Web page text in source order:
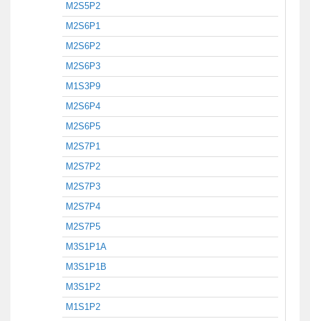
M2S5P2
M2S6P1
M2S6P2
M2S6P3
M1S3P9
M2S6P4
M2S6P5
M2S7P1
M2S7P2
M2S7P3
M2S7P4
M2S7P5
M3S1P1A
M3S1P1B
M3S1P2
M1S1P2